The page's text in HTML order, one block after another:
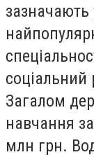
зазначають
соціальний
Загалом
навчання
млн грн.